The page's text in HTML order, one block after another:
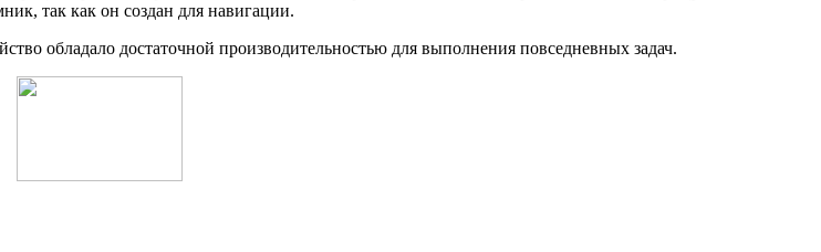
так как он создан для навигации.
обладало достаточной производительностью для выполнения повседневных задач.